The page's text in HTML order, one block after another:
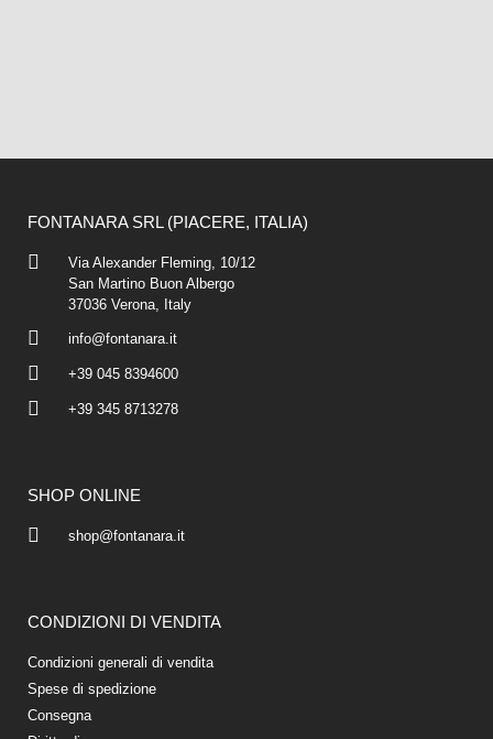
FONTANARA SRL (PIACERE, ITALIA)
Via Alexander Fleming, 10/12
San Martino Buon Albergo
37036 Verona, Italy
info@fontanara.it
+39 045 8394600
+39 345 8713278
SHOP ONLINE
shop@fontanara.it
CONDIZIONI DI VENDITA
Condizioni generali di vendita
Spese di spedizione
Consegna